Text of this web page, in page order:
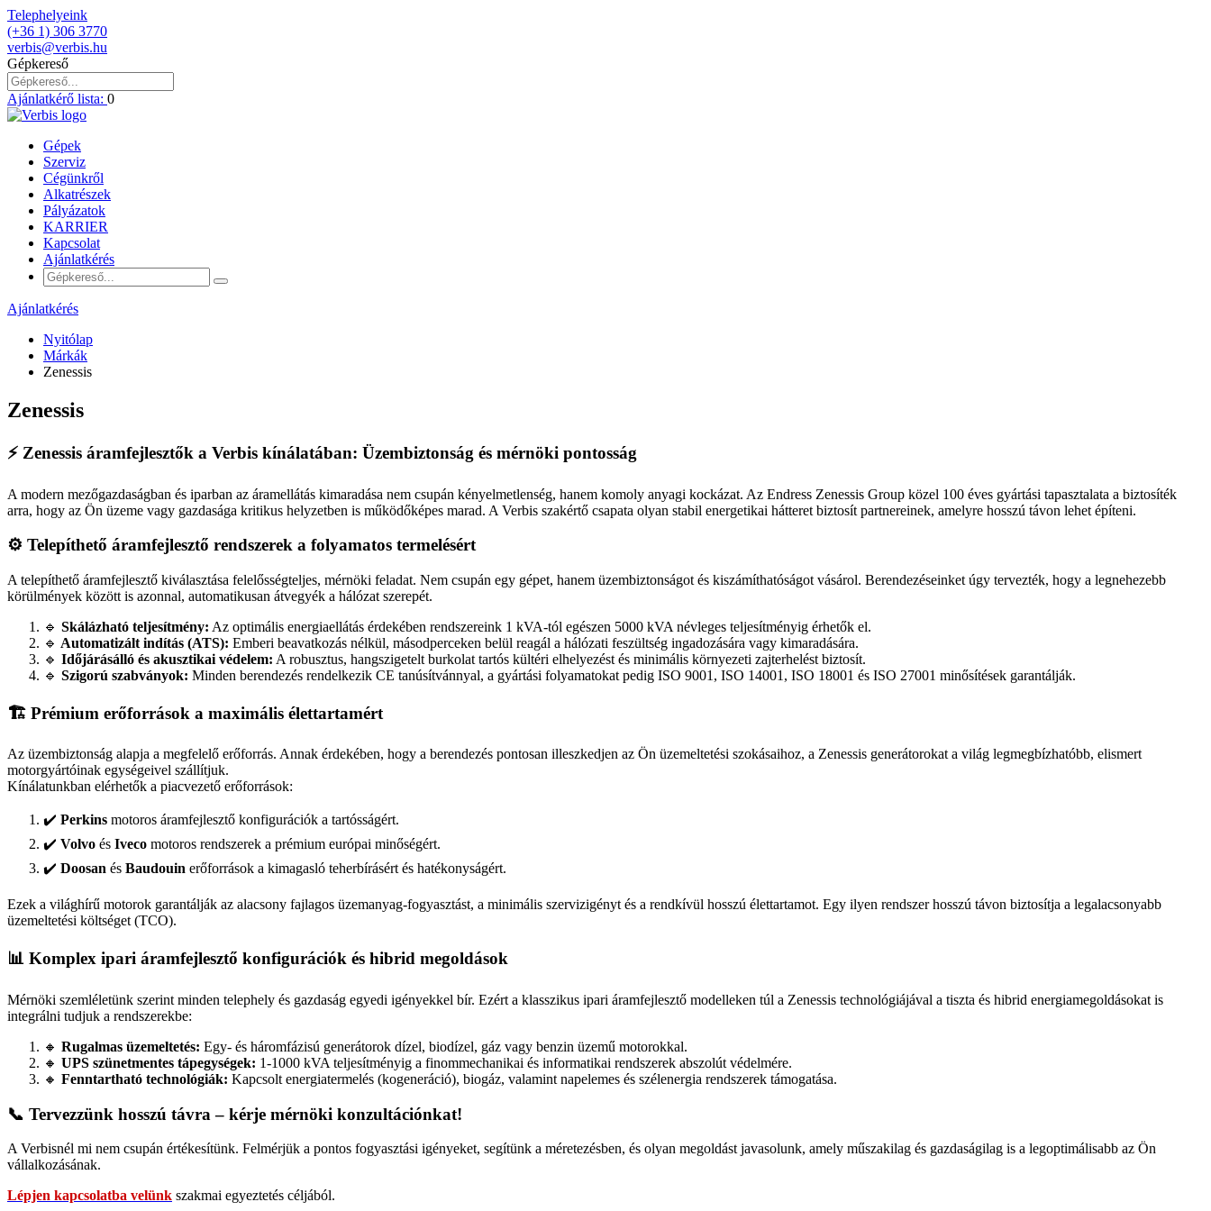
Telephelyeink
(+36 1) 306 3770
verbis@verbis.hu
Gépkereső
Ajánlatkérő lista: 0
Gépek
Szerviz
Cégünkről
Alkatrészek
Pályázatok
KARRIER
Kapcsolat
Ajánlatkérés
Ajánlatkérés
Nyitólap
Márkák
Zenessis
Zenessis
⚡ Zenessis áramfejlesztők a Verbis kínálatában: Üzembiztonság és mérnöki pontosság
A modern mezőgazdaságban és iparban az áramellátás kimaradása nem csupán kényelmetlenség, hanem komoly anyagi kockázat. Az Endress Zenessis Group közel 100 éves gyártási tapasztalata a biztosíték
arra, hogy az Ön üzeme vagy gazdasága kritikus helyzetben is működőképes marad. A Verbis szakértő csapata olyan stabil energetikai hátteret biztosít partnereinek, amelyre hosszú távon lehet építeni.
⚙️ Telepíthető áramfejlesztő rendszerek a folyamatos termelésért
A telepíthető áramfejlesztő kiválasztása felelősségteljes, mérnöki feladat. Nem csupán egy gépet, hanem üzembiztonságot és kiszámíthatóságot vásárol. Berendezéseinket úgy tervezték, hogy a legnehezebb
körülmények között is azonnal, automatikusan átvegyék a hálózat szerepét.
🔹 Skálázható teljesítmény: Az optimális energiaellátás érdekében rendszereink 1 kVA-tól egészen 5000 kVA névleges teljesítményig érhetők el.
🔹 Automatizált indítás (ATS): Emberi beavatkozás nélkül, másodperceken belül reagál a hálózati feszültség ingadozására vagy kimaradására.
🔹 Időjárásálló és akusztikai védelem: A robusztus, hangszigetelt burkolat tartós kültéri elhelyezést és minimális környezeti zajterhelést biztosít.
🔹 Szigorú szabványok: Minden berendezés rendelkezik CE tanúsítvánnyal, a gyártási folyamatokat pedig ISO 9001, ISO 14001, ISO 18001 és ISO 27001 minősítések garantálják.
🏗️ Prémium erőforrások a maximális élettartamért
Az üzembiztonság alapja a megfelelő erőforrás. Annak érdekében, hogy a berendezés pontosan illeszkedjen az Ön üzemeltetési szokásaihoz, a Zenessis generátorokat a világ legmegbízhatóbb, elismert
motorgyártóinak egységeivel szállítjuk.
Kínálatunkban elérhetők a piacvezető erőforrások:
✔️ Perkins motoros áramfejlesztő konfigurációk a tartósságért.
✔️ Volvo és Iveco motoros rendszerek a prémium európai minőségért.
✔️ Doosan és Baudouin erőforrások a kimagasló teherbírásért és hatékonyságért.
Ezek a világhírű motorok garantálják az alacsony fajlagos üzemanyag-fogyasztást, a minimális szervizigényt és a rendkívül hosszú élettartamot. Egy ilyen rendszer hosszú távon biztosítja a legalacsonyabb
üzemeltetési költséget (TCO).
📊 Komplex ipari áramfejlesztő konfigurációk és hibrid megoldások
Mérnöki szemléletünk szerint minden telephely és gazdaság egyedi igényekkel bír. Ezért a klasszikus ipari áramfejlesztő modelleken túl a Zenessis technológiájával a tiszta és hibrid energiamegoldásokat is
integrálni tudjuk a rendszerekbe:
🔸 Rugalmas üzemeltetés: Egy- és háromfázisú generátorok dízel, biodízel, gáz vagy benzin üzemű motorokkal.
🔸 UPS szünetmentes tápegységek: 1-1000 kVA teljesítményig a finommechanikai és informatikai rendszerek abszolút védelmére.
🔸 Fenntartható technológiák: Kapcsolt energiatermelés (kogeneráció), biogáz, valamint napelemes és szélenergia rendszerek támogatása.
📞 Tervezzünk hosszú távra – kérje mérnöki konzultációnkat!
A Verbisnél mi nem csupán értékesítünk. Felmérjük a pontos fogyasztási igényeket, segítünk a méretezésben, és olyan megoldást javasolunk, amely műszakilag és gazdaságilag is a legoptimálisabb az Ön
vállalkozásának.
Lépjen kapcsolatba velünk szakmai egyeztetés céljából.